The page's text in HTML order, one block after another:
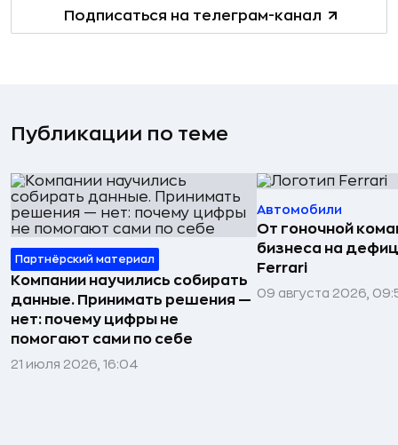
Подписаться на телеграм-канал
Публикации по теме
Партнёрский материал
Компании научились собирать
данные. Принимать решения —
нет: почему цифры не
помогают сами по себе
21 июля 2026, 16:04
Автомобили
От гоночной
бизнеса на
Ferrari
09 августа 2026,